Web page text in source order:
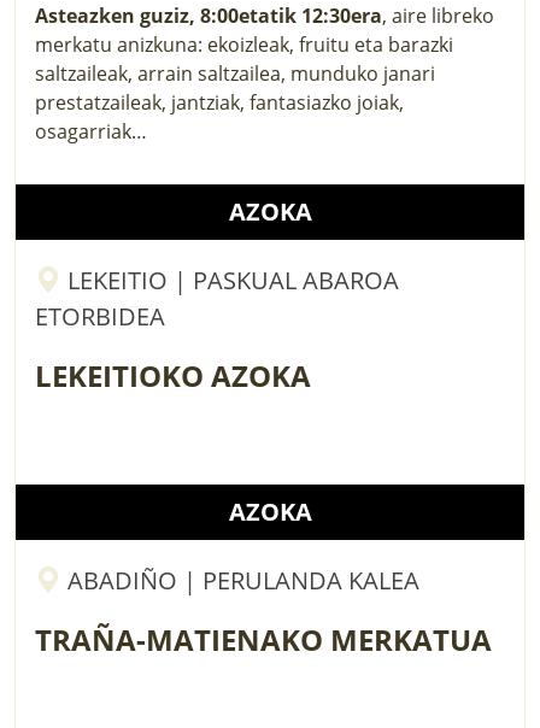
Asteazken guziz, 8:00etatik 12:30era, aire libreko
merkatu anizkuna: ekoizleak, fruitu eta barazki
saltzaileak, arrain saltzailea, munduko janari
prestatzaileak, jantziak, fantasiazko joiak,
osagarriak…
AZOKA
LEKEITIO | PASKUAL ABAROA
ETORBIDEA
LEKEITIOKO AZOKA
AZOKA
ABADIÑO | PERULANDA KALEA
TRAÑA-MATIENAKO MERKATUA